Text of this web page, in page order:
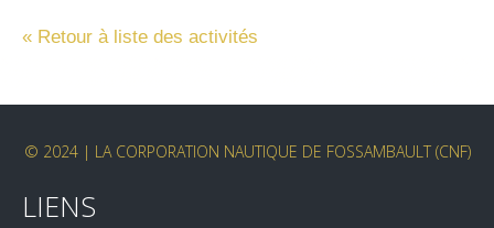
« Retour à liste des activités
© 2024 | LA CORPORATION NAUTIQUE DE FOSSAMBAULT (CNF)
LIENS